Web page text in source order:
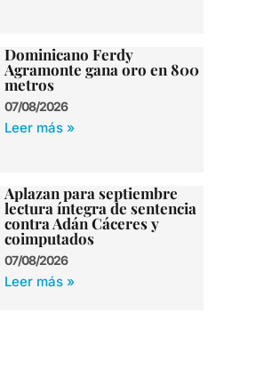
Dominicano Ferdy
Agramonte gana oro en 800
metros
07/08/2026
Leer más »
Aplazan para septiembre
lectura íntegra de sentencia
contra Adán Cáceres y
coimputados
07/08/2026
Leer más »